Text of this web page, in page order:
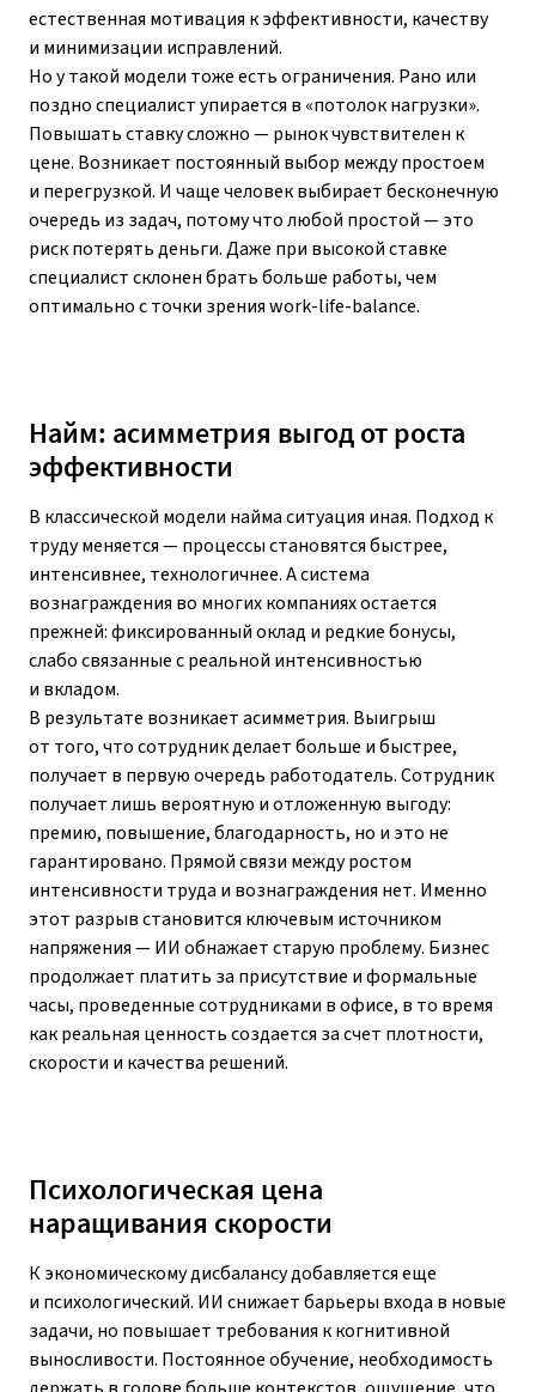
естественная мотивация к эффективности, качеству
и минимизации исправлений.
Но у такой модели тоже есть ограничения. Рано или
поздно специалист упирается в «потолок нагрузки».
Повышать ставку сложно — рынок чувствителен к
цене. Возникает постоянный выбор между простоем
и перегрузкой. И чаще человек выбирает бесконечную
очередь из задач, потому что любой простой — это
риск потерять деньги. Даже при высокой ставке
специалист склонен брать больше работы, чем
оптимально с точки зрения work-life-balance.
Найм: асимметрия выгод от роста
эффективности
В классической модели найма ситуация иная. Подход к
труду меняется — процессы становятся быстрее,
интенсивнее, технологичнее. А система
вознаграждения во многих компаниях остается
прежней: фиксированный оклад и редкие бонусы,
слабо связанные с реальной интенсивностью
и вкладом.
В результате возникает асимметрия. Выигрыш
от того, что сотрудник делает больше и быстрее,
получает в первую очередь работодатель. Сотрудник
получает лишь вероятную и отложенную выгоду:
премию, повышение, благодарность, но и это не
гарантировано. Прямой связи между ростом
интенсивности труда и вознаграждения нет. Именно
этот разрыв становится ключевым источником
напряжения — ИИ обнажает старую проблему. Бизнес
продолжает платить за присутствие и формальные
часы, проведенные сотрудниками в офисе, в то время
как реальная ценность создается за счет плотности,
скорости и качества решений.
Психологическая цена
наращивания скорости
К экономическому дисбалансу добавляется еще
и психологический. ИИ снижает барьеры входа в новые
задачи, но повышает требования к когнитивной
выносливости. Постоянное обучение, необходимость